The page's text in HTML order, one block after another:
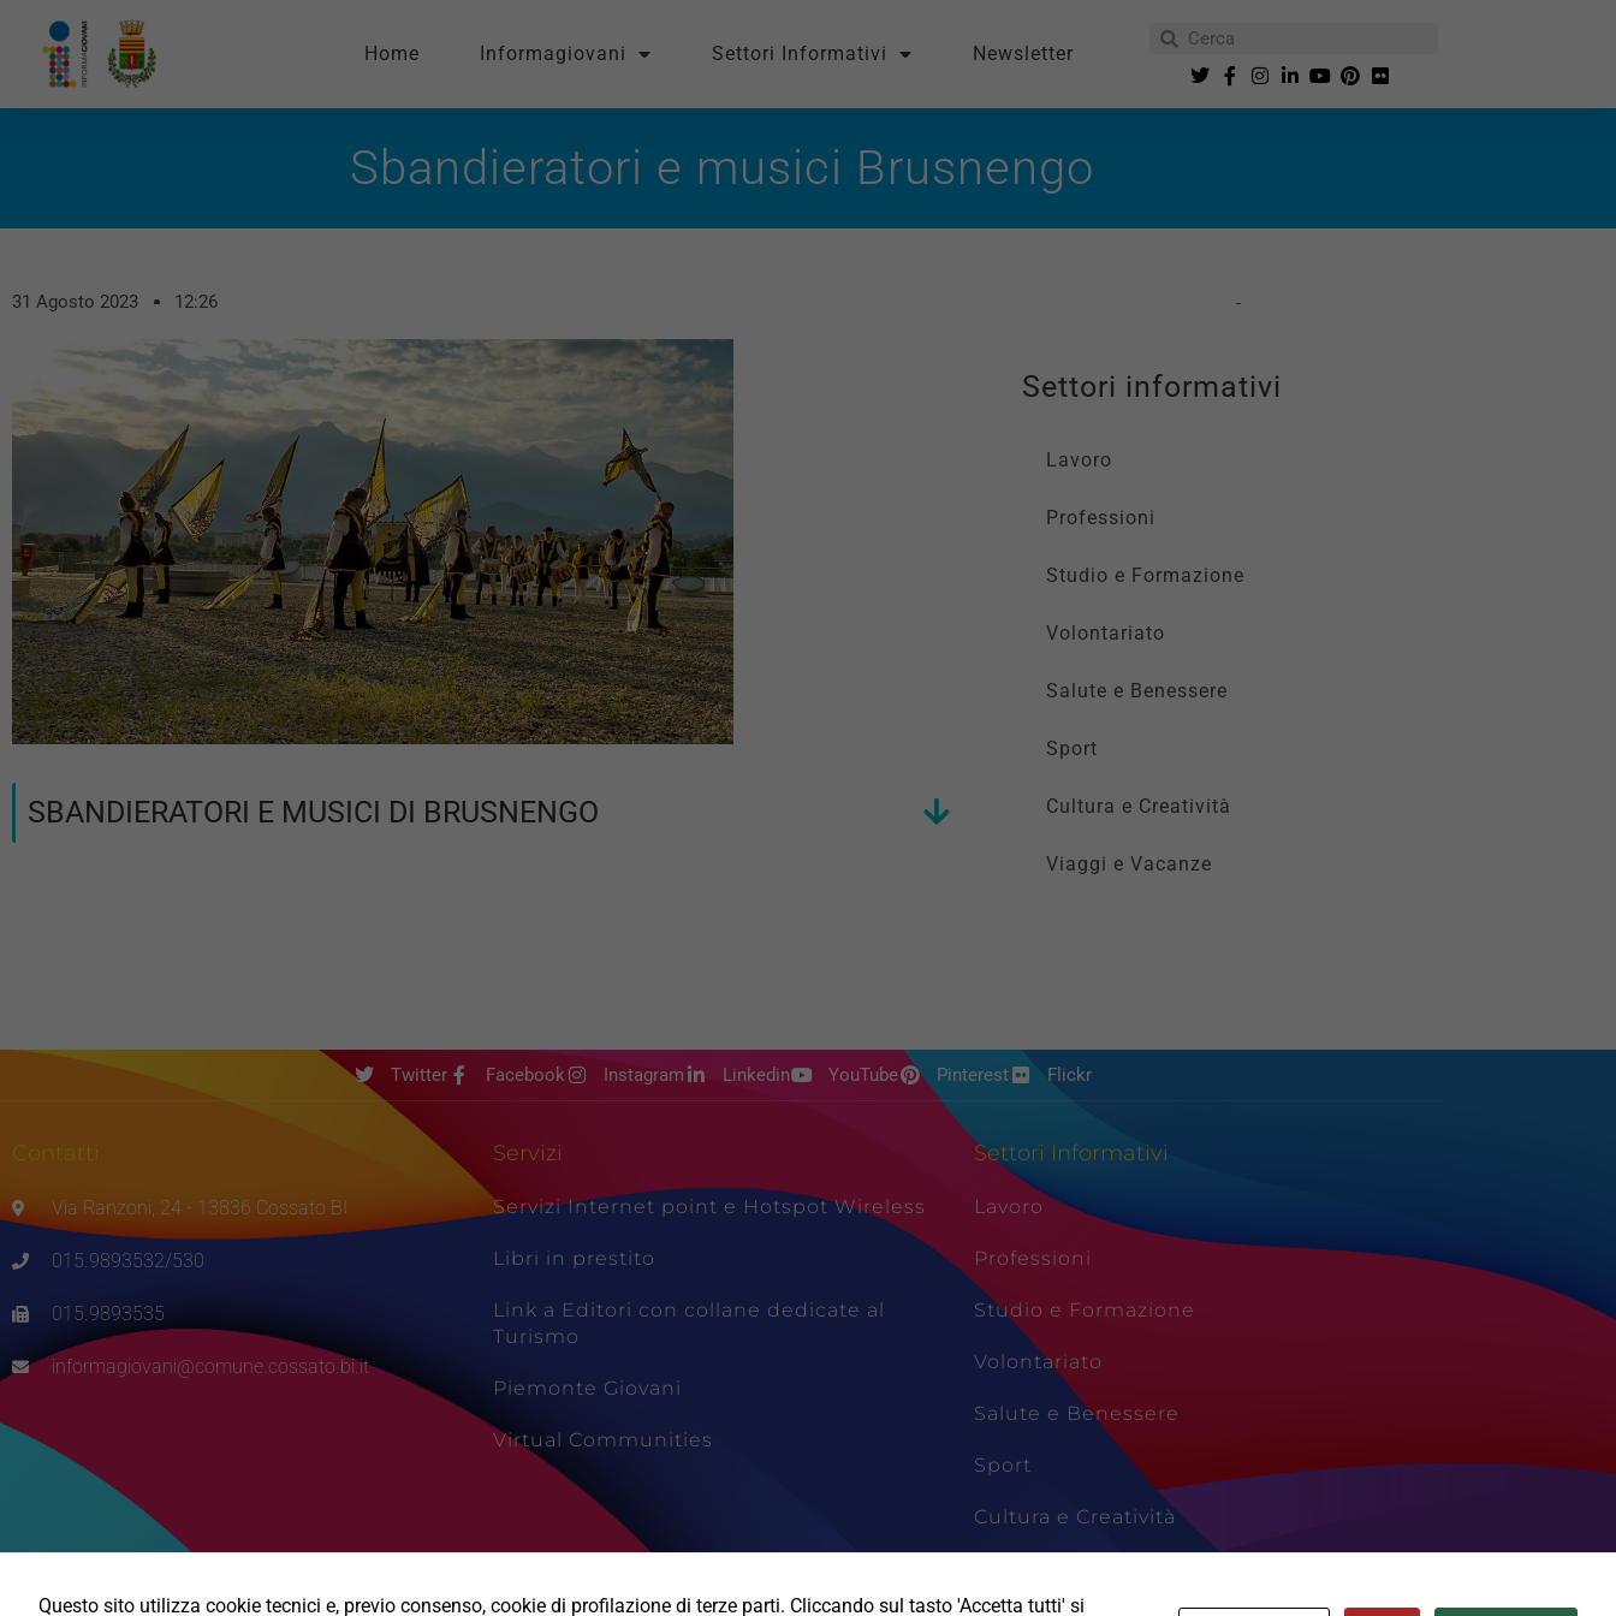
Home Informagiovani Settori Informativi Newsletter
Sbandieratori e musici Brusnengo
31 Agosto 2023 12:26
SBANDIERATORI E MUSICI DI BRUSNENGO
Settori informativi
Lavoro
Professioni
Studio e Formazione
Volontariato
Salute e Benessere
Sport
Cultura e Creatività
Viaggi e Vacanze
Twitter Facebook Instagram Linkedin YouTube Pinterest Flickr
Contatti
Via Ranzoni, 24 - 13836 Cossato BI
015.9893532/530
015.9893535
informagiovani@comune.cossato.bi.it
Servizi
Servizi Internet point e Hotspot Wireless
Libri in prestito
Link a Editori con collane dedicate al
Turismo
Piemonte Giovani
Virtual Communities
Settori Informativi
Lavoro
Professioni
Studio e Formazione
Volontariato
Salute e Benessere
Sport
Cultura e Creatività
Questo sito utilizza cookie tecnici e, previo consenso, cookie di profilazione di terze parti. Cliccando sul tasto 'Accetta tutti' si